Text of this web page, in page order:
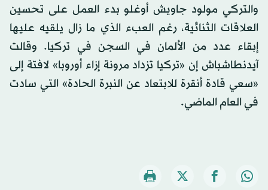
والتركي مولود جاويش أوغلو بدء العمل على تحسين
العلاقات الثنائية، رغم العبء الذي ما زال يلقيه عليها
إبقاء عدد من الألمان في السجن في تركيا. وقالت
آيدنطاشباش إن «تركيا تزداد مرونة إزاء أوروبا» لافتة إلى
«سعي قادة أنقرة للابتعاد عن النبرة الحادة» التي سادت
في العام الماضي.